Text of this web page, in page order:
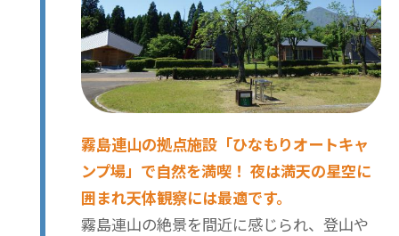
霧島連山の拠点施設「ひなもりオートキャ
ンプ場」で自然を満喫！ 夜は満天の星空に
囲まれ天体観察には最適です。
霧島連山の絶景を間近に感じられ、登山や